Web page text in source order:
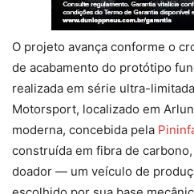
O projeto avança conforme o
de acabamento do protótipo
realizada em série ultra-
Motorsport, localizado em
moderna, concebida pela
construída em fibra de
doador — um veículo de